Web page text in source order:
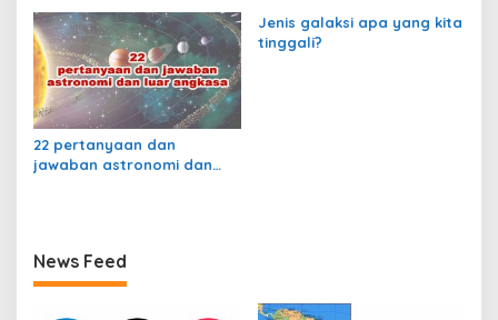
u
k
a
n
d
a
n
i
22 pertanyaan dan
jawaban astronomi dan
Jenis galaksi apa yang kita
tinggali?
News Feed